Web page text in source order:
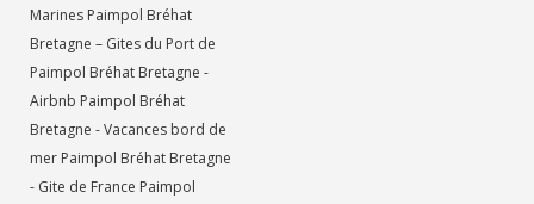
Marines Paimpol Bréhat
Bretagne – Gites du Port de
Paimpol Bréhat Bretagne -
Airbnb Paimpol Bréhat
Bretagne - Vacances bord de
mer Paimpol Bréhat Bretagne
- Gite de France Paimpol